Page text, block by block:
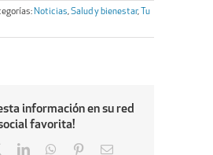
Noticias,Salud y bienestar,
Tu
información en su red
favorita!
LinkedInWhatsApp
PinterestEmail